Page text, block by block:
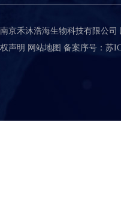
南京禾沐浩海生物科技有限公司
权声明 网站地图 备案序号：苏